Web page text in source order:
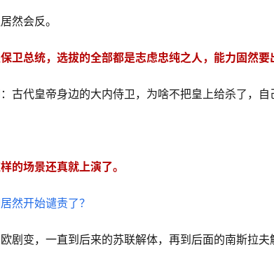
然会反。
卫总统，选拔的全部都是志虑忠纯之人，能力固然要
古代皇帝身边的大内侍卫，为啥不把皇上给杀了，自
的场景还真就上演了。
剧变，一直到后来的苏联解体，再到后面的南斯拉夫